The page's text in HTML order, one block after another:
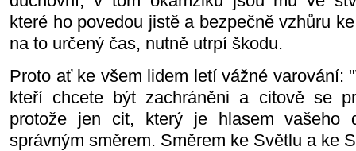
které ho povedou jistě a bezpečně vzhůru
na to určený čas, nutně utrpí škodu.
Proto ať ke všem lidem letí vážné varování:
kteří chcete být zachráněni a citově se
protože jen cit, který je hlasem vašeho
správným směrem. Směrem ke Světlu a ke